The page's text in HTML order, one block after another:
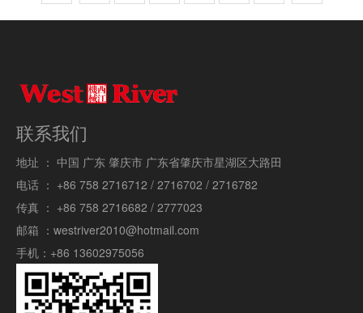
联系我们
地址 ： 中国 广东 肇庆市 广东省肇庆市星湖区大路田
电话 ： +86 758 2716712 / 2716702 / 2716782
传真 ： +86 758 2716682 / 2777023
邮箱 ： westriver2010@hotmail.com
手机： +86 13602975056